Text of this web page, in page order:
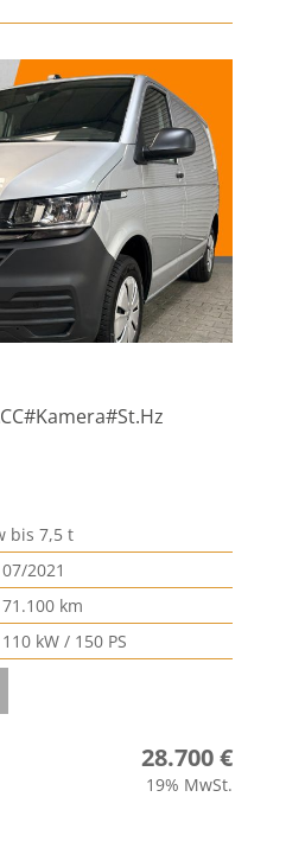
bis 7,5 t
07/2021
71.100 km
110 kW / 150 PS
28.700 €
19% MwSt.